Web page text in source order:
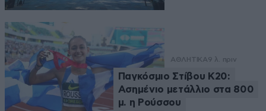
ΑΘΛΗΤΙΚΑ9 λ. πριν
Παγκόσμιο Στίβου Κ20:
Ασημένιο μετάλλιο στα 800
μ. η Ρούσσου